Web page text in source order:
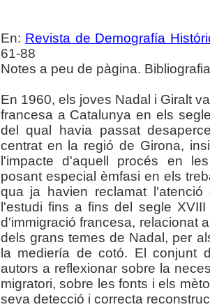
En: Revista de Demografía
61-88
Notes a peu de pàgina.
En 1960, els joves Nadal i Giralt
francesa a Catalunya en els
del qual havia passat
centrat en la regió de Girona,
l'impacte d'aquell procés en
posant especial èmfasi en els
qua ja havien reclamat
l'estudi fins a fins del segle
d'immigració francesa, relacionat
dels grans temes de Nadal, per
la mediería de cotó. El conjunt
autors a reflexionar sobre la
migratori, sobre les fonts i els
seva detecció i correcta